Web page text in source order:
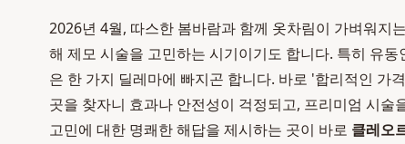
2026년 4월, 따스한 봄바람과 함께 옷차림이 가벼워지
해 제모 시술을 고민하는 시기이기도 합니다. 특히 유
은 한 가지 딜레마에 빠지곤 합니다. 바로 '합리적인 가
곳을 찾자니 효과나 안전성이 걱정되고, 프리미엄 시
고민에 대한 명쾌한 해답을 제시하는 곳이 바로 클레오